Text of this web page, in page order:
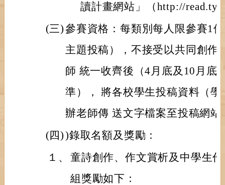
讀計畫網站」（http://
(三)參賽資格：每類別每人限參賽1
主題投稿），不接受以共同創作
師 統一收齊後（4月底及10月底
準）， 將各校學生投稿資料（
辦老師傳 送文字檔案至投稿網
(四))錄取名額及獎勵：
１、 童詩創作、作文賞析及中學生
組獎勵如下：